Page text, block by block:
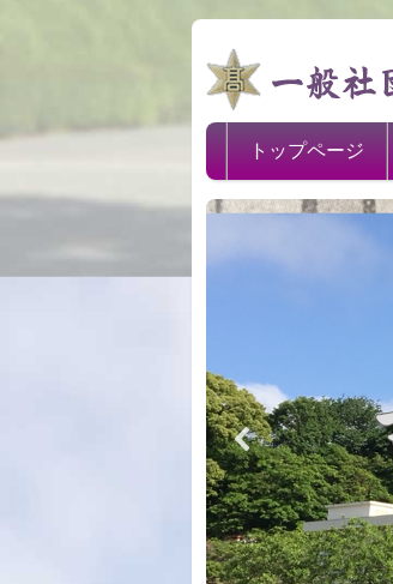
トップページ